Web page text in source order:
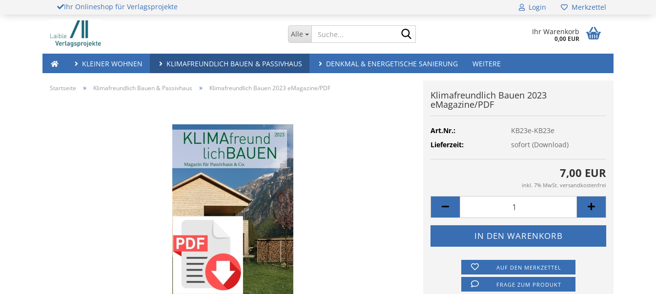
Ihr Onlineshop für Verlagsprojekte Login Merkzettel
Alle Ihr Warenkorb
0,00 EUR
KLEINER WOHNEN KLIMAFREUNDLICH BAUEN & PASSIVHAUS DENKMAL & ENERGETISCHE SANIERUNG WEITERE
Startseite » Klimafreundlich Bauen & Passivhaus » Klimafreundlich Bauen 2023 eMagazine/PDF
Klimafreundlich Bauen 2023
eMagazine/PDF
Art.Nr.:
KB23e-KB23e
Lieferzeit:
sofort (Download)
7,00 EUR
inkl. 7% MwSt. versandkostenfrei
AUF DEN MERKZETTEL
FRAGE ZUM PRODUKT